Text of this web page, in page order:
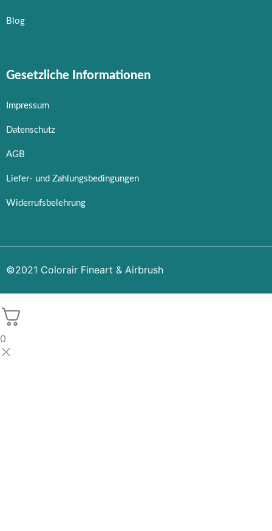
Blog
Gesetzliche Informationen
Impressum
Datenschutz
AGB
Liefer- und Zahlungsbedingungen
Widerrufsbelehrung
©2021 Colorair Fineart & Airbrush
0